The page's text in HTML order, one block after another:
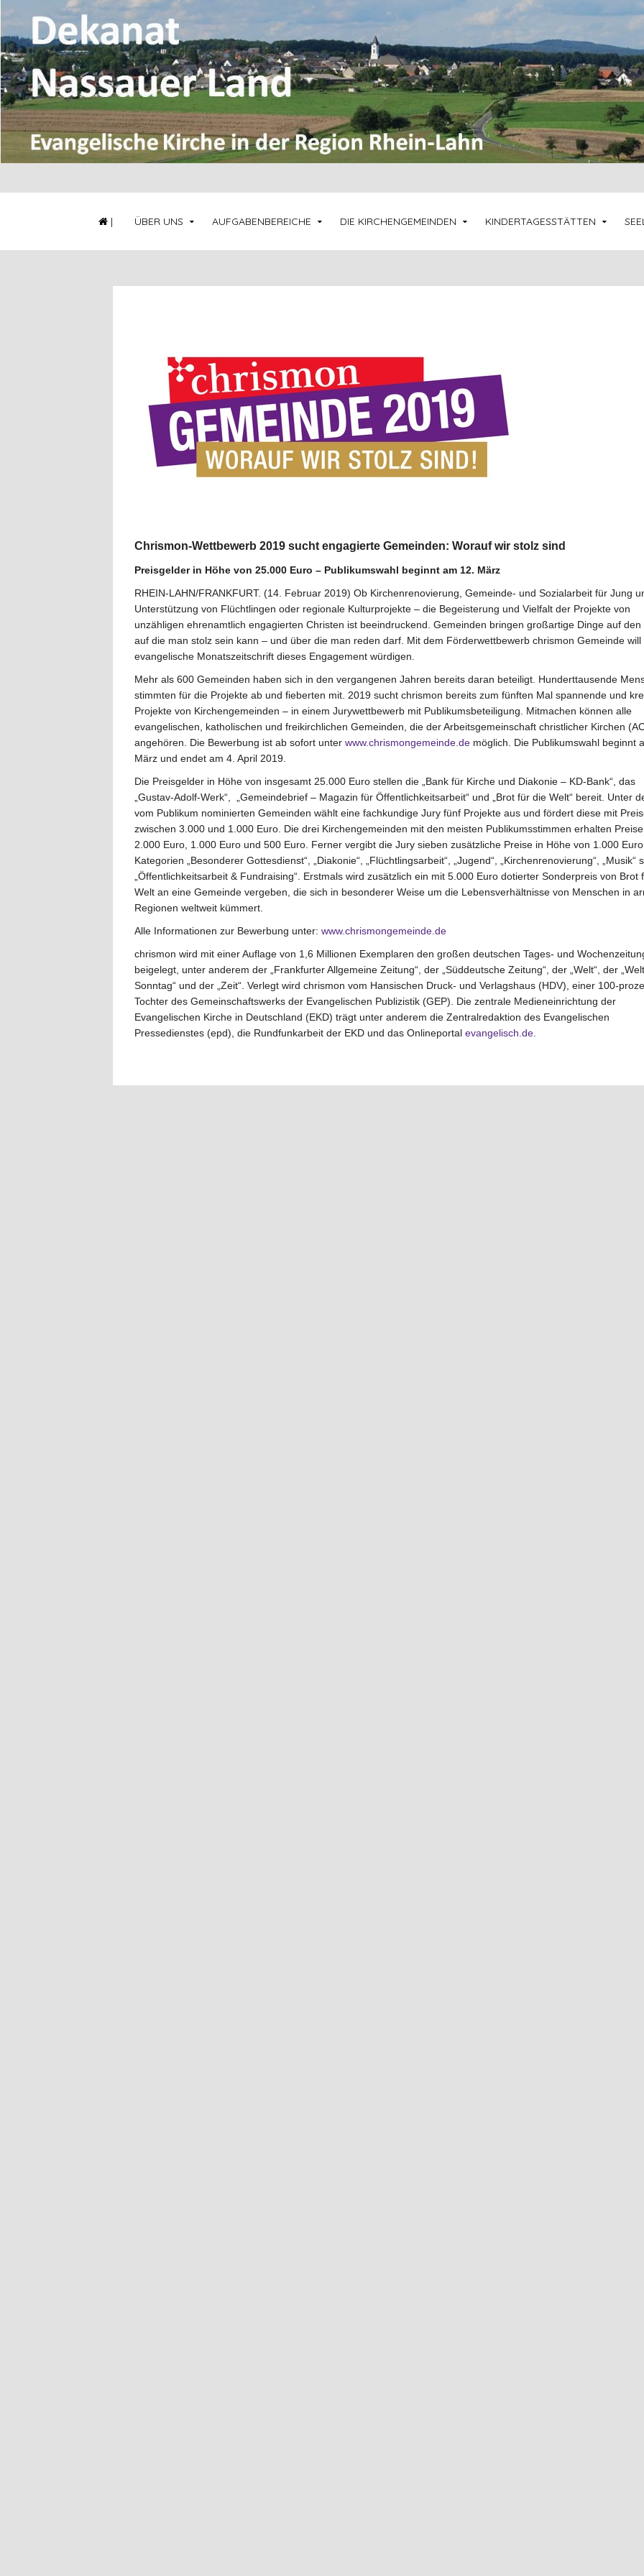
| ÜBER UNS AUFGABENBEREICHE DIE KIRCHENGEMEINDEN KINDERTAGESSTÄTTEN
Chrismon-Wettbewerb 2019 sucht engagierte Gemeinden: Worauf wir stolz sind
Preisgelder in Höhe von 25.000 Euro – Publikumswahl beginnt am 12. März
RHEIN-LAHN/FRANKFURT. (14. Februar 2019) Ob Kirchenrenovierung, Gemeinde- und Sozialarbeit für Jung
Unterstützung von Flüchtlingen oder regionale Kulturprojekte – die Begeisterung und Vielfalt der Projekte von
unzähligen ehrenamtlich engagierten Christen ist beeindruckend. Gemeinden bringen großartige Dinge auf den
auf die man stolz sein kann – und über die man reden darf. Mit dem Förderwettbewerb chrismon Gemeinde will
evangelische Monatszeitschrift dieses Engagement würdigen.
Mehr als 600 Gemeinden haben sich in den vergangenen Jahren bereits daran beteiligt. Hunderttausende
stimmten für die Projekte ab und fieberten mit. 2019 sucht chrismon bereits zum fünften Mal spannende und
Projekte von Kirchengemeinden – in einem Jurywettbewerb mit Publikumsbeteiligung. Mitmachen können alle
evangelischen, katholischen und freikirchlichen Gemeinden, die der Arbeitsgemeinschaft christlicher Kirchen
angehören. Die Bewerbung ist ab sofort unter www.chrismongemeinde.de möglich. Die Publikumswahl beginnt
März und endet am 4. April 2019.
Die Preisgelder in Höhe von insgesamt 25.000 Euro stellen die „Bank für Kirche und Diakonie – KD-Bank“, das
„Gustav-Adolf-Werk“, „Gemeindebrief – Magazin für Öffentlichkeitsarbeit“ und „Brot für die Welt“ bereit. Unter
vom Publikum nominierten Gemeinden wählt eine fachkundige Jury fünf Projekte aus und fördert diese mit
zwischen 3.000 und 1.000 Euro. Die drei Kirchengemeinden mit den meisten Publikumsstimmen erhalten
2.000 Euro, 1.000 Euro und 500 Euro. Ferner vergibt die Jury sieben zusätzliche Preise in Höhe von 1.000
Kategorien „Besonderer Gottesdienst“, „Diakonie“, „Flüchtlingsarbeit“, „Jugend“, „Kirchenrenovierung“, „Musik“
„Öffentlichkeitsarbeit & Fundraising“. Erstmals wird zusätzlich ein mit 5.000 Euro dotierter Sonderpreis von Brot
Welt an eine Gemeinde vergeben, die sich in besonderer Weise um die Lebensverhältnisse von Menschen in
Regionen weltweit kümmert.
Alle Informationen zur Bewerbung unter: www.chrismongemeinde.de
chrismon wird mit einer Auflage von 1,6 Millionen Exemplaren den großen deutschen Tages- und
beigelegt, unter anderem der „Frankfurter Allgemeine Zeitung“, der „Süddeutsche Zeitung“, der „Welt“, der
Sonntag“ und der „Zeit“. Verlegt wird chrismon vom Hansischen Druck- und Verlagshaus (HDV), einer 100-
Tochter des Gemeinschaftswerks der Evangelischen Publizistik (GEP). Die zentrale Medieneinrichtung der
Evangelischen Kirche in Deutschland (EKD) trägt unter anderem die Zentralredaktion des Evangelischen
Pressedienstes (epd), die Rundfunkarbeit der EKD und das Onlineportal evangelisch.de.